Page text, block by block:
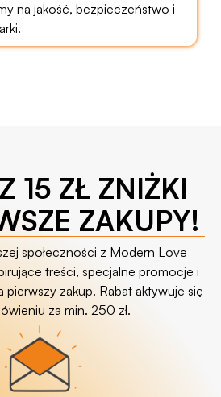
na jakość, bezpieczeństwo i
15 ZŁ ZNIŻKI
ZAKUPY!
społeczności z Modern Love
treści, specjalne promocje i
pierwszy zakup. Rabat aktywuje się
za min. 250 zł.